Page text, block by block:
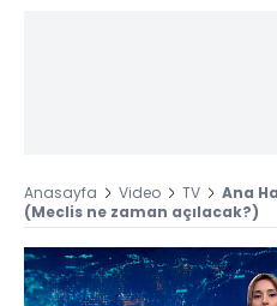
Anasayfa Video TV
Ana
(Meclis ne zaman açılacak?)